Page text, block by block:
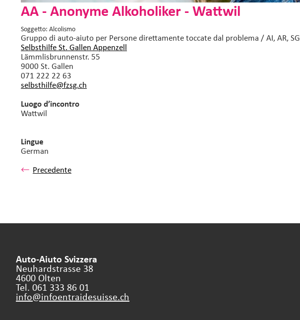
AA - Anonyme Alkoholiker - Wattwil
Soggetto: Alcolismo
Gruppo di auto-aiuto per Persone direttamente toccate dal problema / AI, AR, SG
Selbsthilfe St. Gallen Appenzell
Lämmlisbrunnenstr. 55
9000 St. Gallen
071 222 22 63
selbsthilfe@fzsg.ch
Luogo d’incontro
Wattwil
Lingue
German
Precedente
Auto-Aiuto Svizzera
Neuhardstrasse 38
4600 Olten
Tel. 061 333 86 01
info@infoentraidesuisse.ch